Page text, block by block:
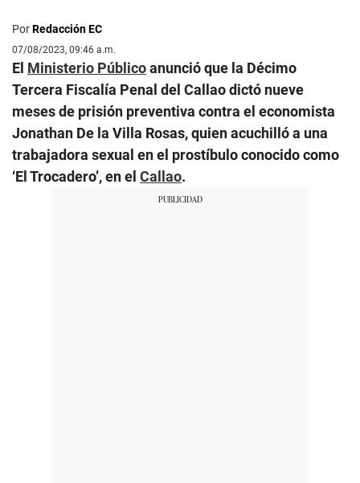
PorRedacción EC
07/08/2023, 09:46 a.m.
El Ministerio Públicoanunció que la Décimo
Tercera Fiscalía Penal del Callao dictó nueve
meses de prisión preventiva contra el economista
Jonathan De la Villa Rosas, quien acuchilló a una
trabajadora sexual en el prostíbulo conocido como
‘El Trocadero’, en el Callao.